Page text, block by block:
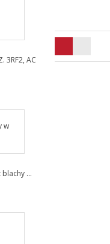
3RF2, AC
...